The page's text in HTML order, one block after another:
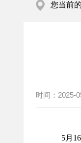
您当前
时间： 2025-
5月16